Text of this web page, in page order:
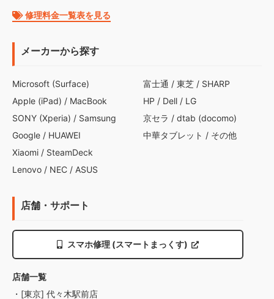
修理料金一覧表を見る
メーカーから探す
Microsoft (Surface)
Apple (iPad) / MacBook
SONY (Xperia) / Samsung
Google / HUAWEI
Xiaomi / SteamDeck
Lenovo / NEC / ASUS
富士通 / 東芝 / SHARP
HP / Dell / LG
京セラ / dtab (docomo)
中華タブレット / その他
店舗・サポート
スマホ修理 (スマートまっくす)
店舗一覧
・[東京] 代々木駅前店